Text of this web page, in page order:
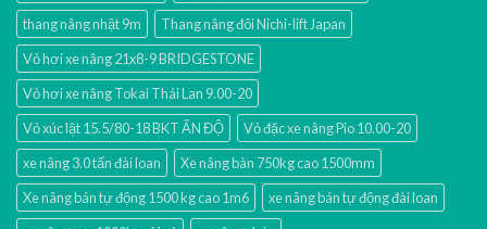
thang nâng nhật 9m
Thang nâng đôi Nichi-lift Japan
Vỏ hơi xe nâng 21x8-9 BRIDGESTONE
Vỏ hơi xe nâng Tokai Thái Lan 9.00-20
Vỏ xúc lật 15.5/80-18 BKT ẤN ĐỘ
Vỏ đặc xe nâng Pio 10.00-20
xe nâng 3.0 tấn đài loan
Xe nâng bàn 750kg cao 1500mm
Xe nâng bán tự động 1500 kg cao 1m6
xe nâng bán tự động đài loan